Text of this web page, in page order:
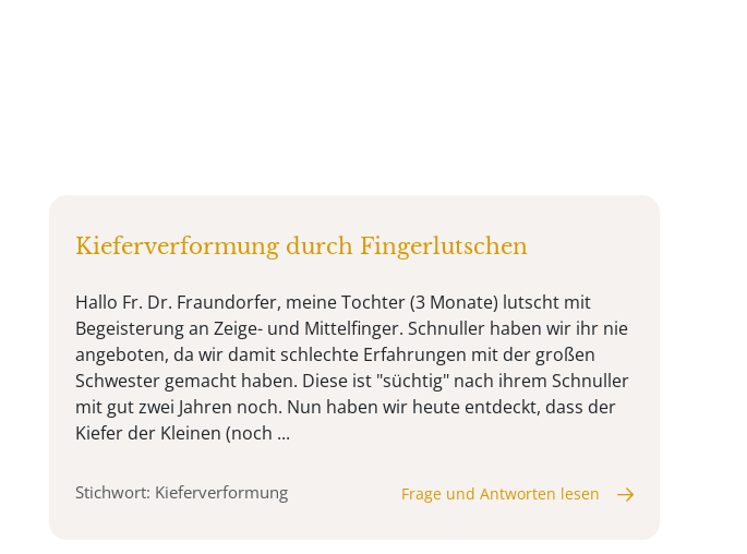
Kieferverformung durch Fingerlutschen
Hallo Fr. Dr. Fraundorfer, meine Tochter (3 Monate) lutscht mit
Begeisterung an Zeige- und Mittelfinger. Schnuller haben wir ihr nie
angeboten, da wir damit schlechte Erfahrungen mit der großen
Schwester gemacht haben. Diese ist "süchtig" nach ihrem Schnuller
mit gut zwei Jahren noch. Nun haben wir heute entdeckt, dass der
Kiefer der Kleinen (noch ...
Stichwort: Kieferverformung Frage und Antworten lesen